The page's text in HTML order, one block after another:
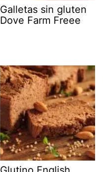
Galletas sin gluten
Dove Farm Freee